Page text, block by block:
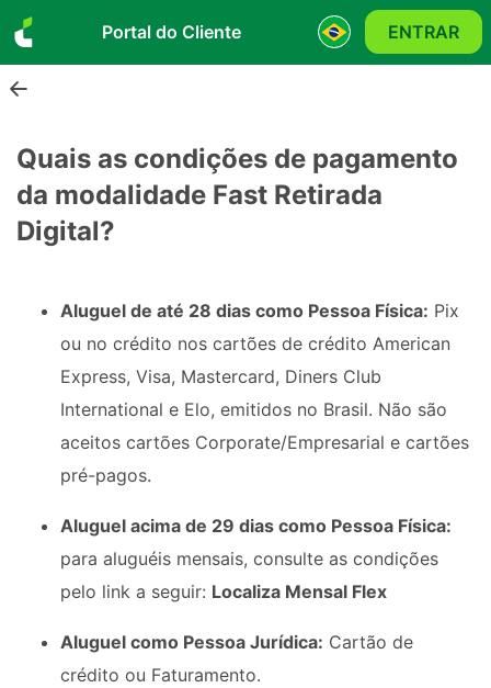
Portal do Cliente ENTRAR
Quais as condições de pagamento
da modalidade Fast Retirada
Digital?
Aluguel de até 28 dias como Pessoa Física: Pix
ou no crédito nos cartões de crédito American
Express, Visa, Mastercard, Diners Club
International e Elo, emitidos no Brasil. Não são
aceitos cartões Corporate/Empresarial e cartões
pré-pagos.
Aluguel acima de 29 dias como Pessoa Física:
para aluguéis mensais, consulte as condições
pelo link a seguir: Localiza Mensal Flex
Aluguel como Pessoa Jurídica: Cartão de
crédito ou Faturamento.